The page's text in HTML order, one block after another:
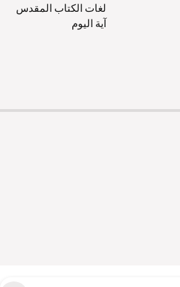
لغات الكتاب المقدس
آية اليوم